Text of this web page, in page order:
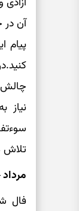
آن
پیام
نیاز
تلاش
فال